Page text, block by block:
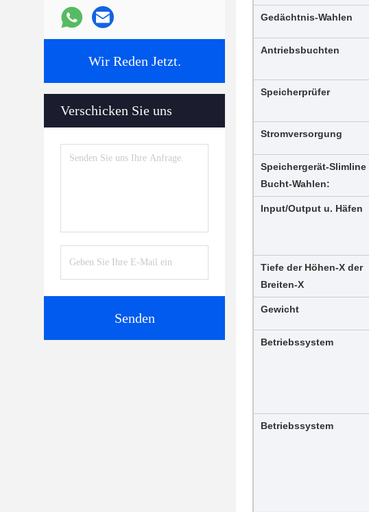
Wir Reden Jetzt.
Verschicken Sie uns
Senden
Gedächtnis-Wahlen
Antriebsbuchten
Speicherprüfer
Stromversorgung
Speichergerät-Slimline
Bucht-Wahlen:
Input/Output u. Häfen
Tiefe der Höhen-X der
Breiten-X
Gewicht
Betriebssystem
Betriebssystem